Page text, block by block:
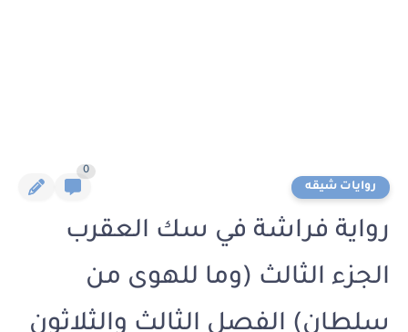
روايات شيقه
0
رواية فراشة في سك العقرب
الجزء الثالث (وما للهوى من
سلطان) الفصل الثالث والثلاثون